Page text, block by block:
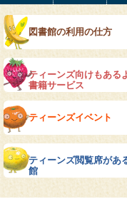
図書館の利用の仕方
ティーンズ向けもあるよ電子
書籍サービス
ティーンズイベント
ティーンズ閲覧席がある図書
館